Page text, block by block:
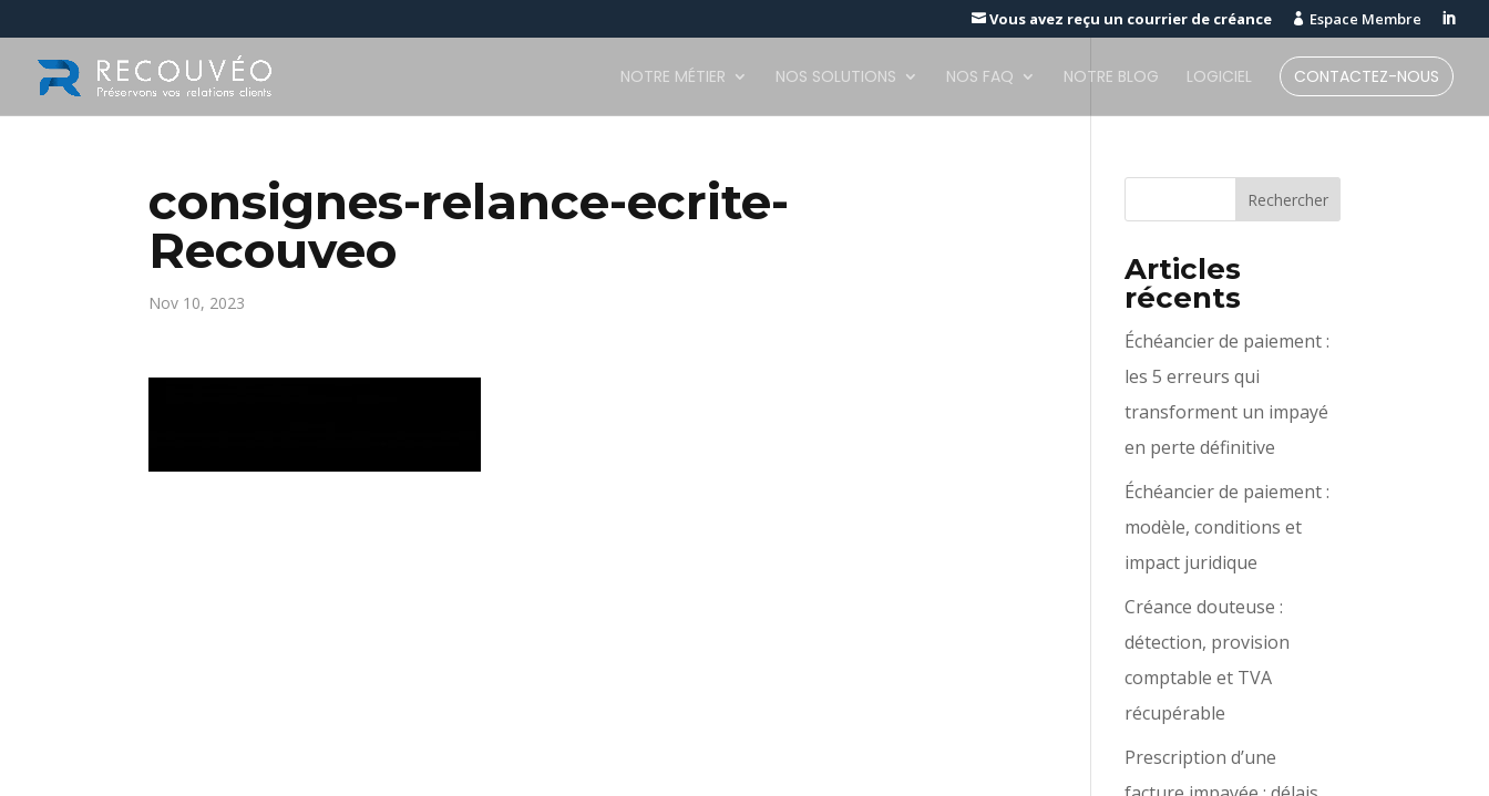
 Vous avez reçu un courrier de créance  Espace Membre 
NOTRE MÉTIER NOS SOLUTIONS NOS FAQ NOTRE BLOG LOGICIEL CONTACTEZ-NOUS
consignes-relance-ecrite-
Recouveo
Nov 10, 2023
Articles
récents
Échéancier de paiement :
les 5 erreurs qui
transforment un impayé
en perte définitive
Échéancier de paiement :
modèle, conditions et
impact juridique
Créance douteuse :
détection, provision
comptable et TVA
récupérable
Prescription d’une